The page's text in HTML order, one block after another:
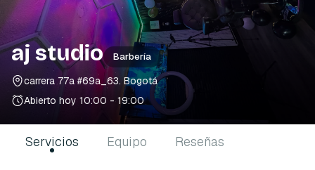
aj studio Barbería
carrera 77a #69a_63. Bogotá
Abierto hoy 10:00 - 19:00
Servicios Equipo Reseñas